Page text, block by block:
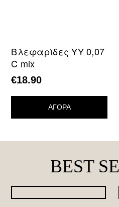
Βλεφαρίδες YY 0,07
C mix
€18.90
ΑΓΟΡΑ
BEST